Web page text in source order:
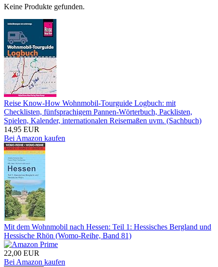
Keine Produkte gefunden.
Reise Know-How Wohnmobil-Tourguide Logbuch: mit
Checklisten, fünfsprachigem Pannen-Wörterbuch, Packlisten,
Spielen, Kalender, internationalen Reisemaßen uvm. (Sachbuch)
14,95 EUR
Bei Amazon kaufen
Mit dem Wohnmobil nach Hessen: Teil 1: Hessisches Bergland und
Hessische Rhön (Womo-Reihe, Band 81)
22,00 EUR
Bei Amazon kaufen